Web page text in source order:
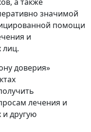
значимой
помощи
и
лиц.
доверия»
лечения и
другую